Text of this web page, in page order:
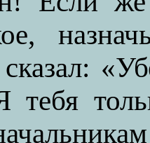
тебя